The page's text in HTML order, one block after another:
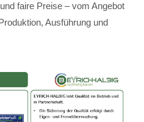
faire Preise – vom Angebot
Ausführung und